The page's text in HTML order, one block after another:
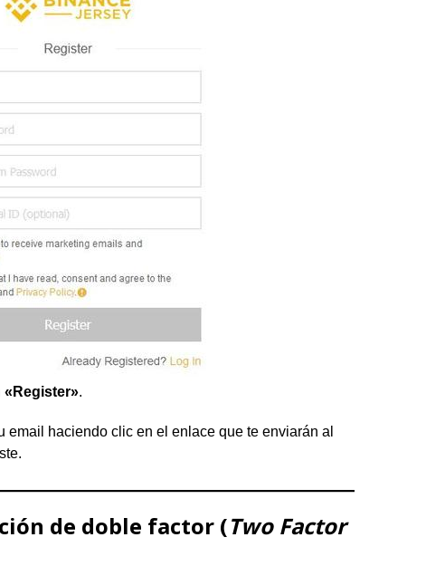
«Register».
email haciendo clic en el enlace que te enviarán al
de doble factor (Two Factor